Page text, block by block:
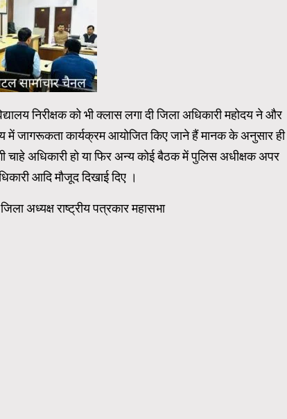
निरीक्षक को भी क्लास लगा दी जिला अधिकारी महोदय ने और
में जागरूकता कार्यक्रम आयोजित किए जाने हैं मानक के अनुसार ही
चाहे अधिकारी हो या फिर अन्य कोई बैठक में पुलिस अधीक्षक अपर
आदि मौजूद दिखाई दिए ।
अध्यक्ष राष्ट्रीय पत्रकार महासभा